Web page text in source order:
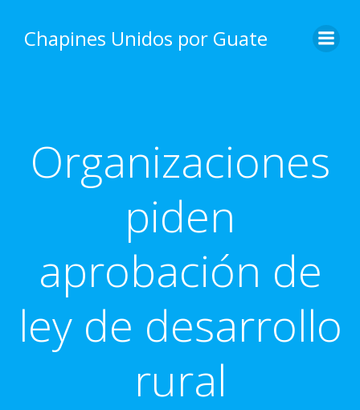
content
Chapines Unidos por Guate
Organizaciones
piden
aprobación de
ley de desarrollo
rural